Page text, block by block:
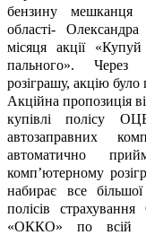
бензину мешканця
області-
місяця акції
пального». Через
розіграшу, акцію
Акційна пропозиція
купівлі полісу
автозаправних
автоматично
комп’ютерному
набирає все
полісів
«ОККО» по всій